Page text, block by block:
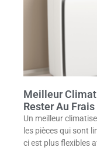
Meilleur
Rester Au Frais
Un meilleur
les pièces qui sont
ci est plus flexibles